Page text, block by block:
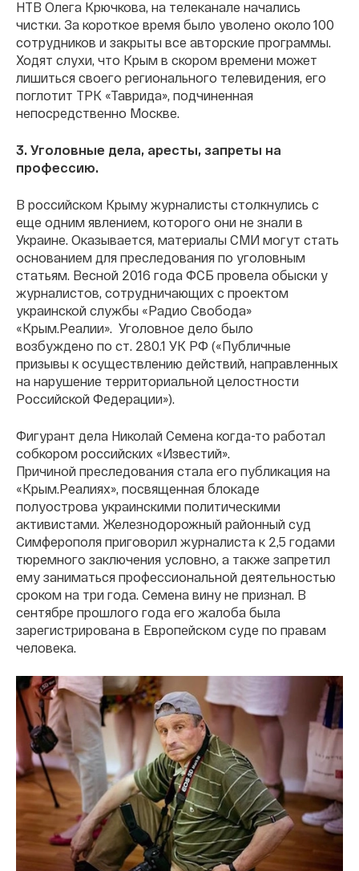
НТВ Олега Крючкова, на телеканале начались
чистки. За короткое время было уволено около 100
сотрудников и закрыты все авторские программы.
Ходят слухи, что Крым в скором времени может
лишиться своего регионального телевидения, его
поглотит ТРК «Таврида», подчиненная
непосредственно Москве.
3. Уголовные дела, аресты, запреты на
профессию.
В российском Крыму журналисты столкнулись с
еще одним явлением, которого они не знали в
Украине. Оказывается, материалы СМИ могут стать
основанием для преследования по уголовным
статьям. Весной 2016 года ФСБ провела обыски у
журналистов, сотрудничающих с проектом
украинской службы «Радио Свобода»
«Крым.Реалии». Уголовное дело было
возбуждено по ст. 280.1 УК РФ («Публичные
призывы к осуществлению действий, направленных
на нарушение территориальной целостности
Российской Федерации»).
Фигурант дела Николай Семена когда-то работал
собкором российских «Известий».
Причиной преследования стала его публикация на
«Крым.Реалиях», посвященная блокаде
полуострова украинскими политическими
активистами. Железнодорожный районный суд
Симферополя приговорил журналиста к 2,5 годами
тюремного заключения условно, а также запретил
ему заниматься профессиональной деятельностью
сроком на три года. Семена вину не признал. В
сентябре прошлого года его жалоба была
зарегистрирована в Европейском суде по правам
человека.